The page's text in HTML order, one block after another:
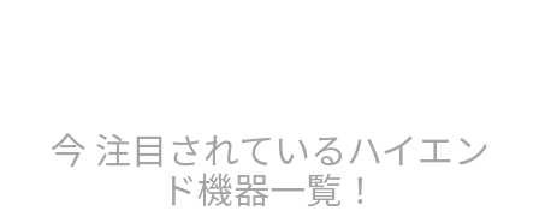
今 注目されているハイエン
ド機器一覧！